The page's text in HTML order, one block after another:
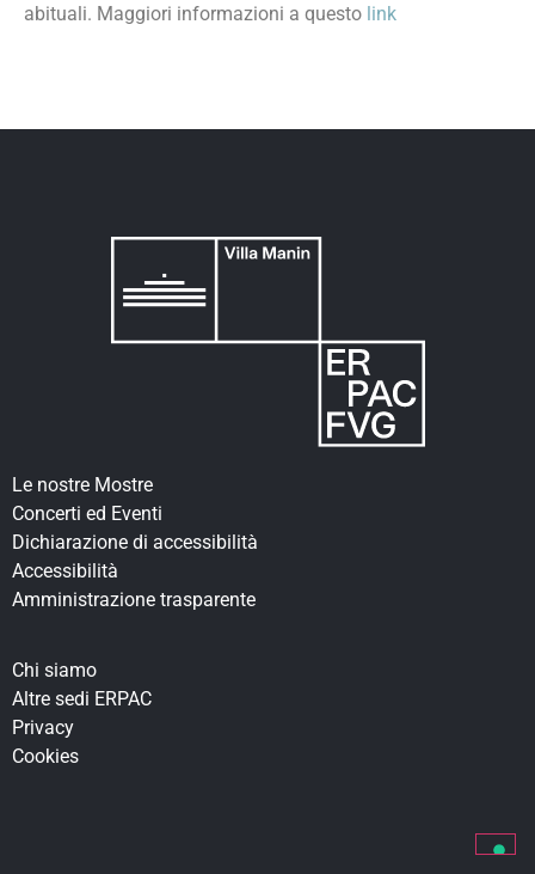
abituali. Maggiori informazioni a questo link
Le nostre Mostre
Concerti ed Eventi
Dichiarazione di accessibilità
Accessibilità
Amministrazione trasparente
Chi siamo
Altre sedi ERPAC
Privacy
Cookies